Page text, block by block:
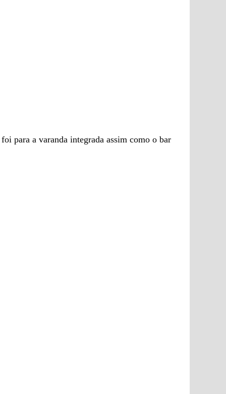
para a varanda integrada assim como o bar